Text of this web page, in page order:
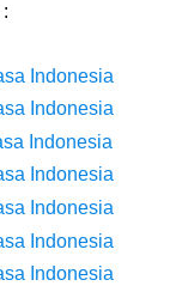
Apa Klub Jagoan
Di Kawasan
Indonesia
Indonesia
Indonesia
Indonesia
Indonesia
Indonesia
Indonesia